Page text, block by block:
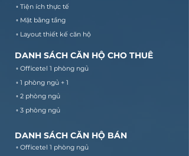
◦ Tiện ích thực tế
◦ Mặt bằng tầng
◦ Layout thiết kế căn hộ
DANH SÁCH CĂN HỘ CHO THUÊ
◦ Officetel 1 phòng ngủ
◦ 1 phòng ngủ + 1
◦ 2 phòng ngủ
◦ 3 phòng ngủ
DANH SÁCH CĂN HỘ BÁN
◦ Officetel 1 phòng ngủ